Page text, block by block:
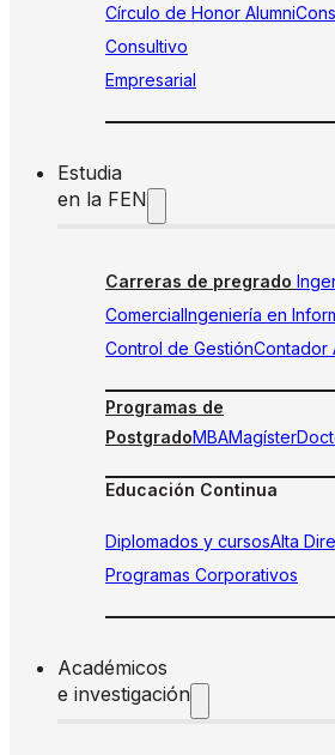
Círculo de Honor Alumni
Consultivo
Empresarial
Estudia
en la FEN
Carreras de pregrado
ComercialIngeniería en
Control de GestiónContador
Programas de
PostgradoMBAMagíster
Educación Continua
Diplomados y cursosAlta
Programas Corporativos
Académicos
e investigación